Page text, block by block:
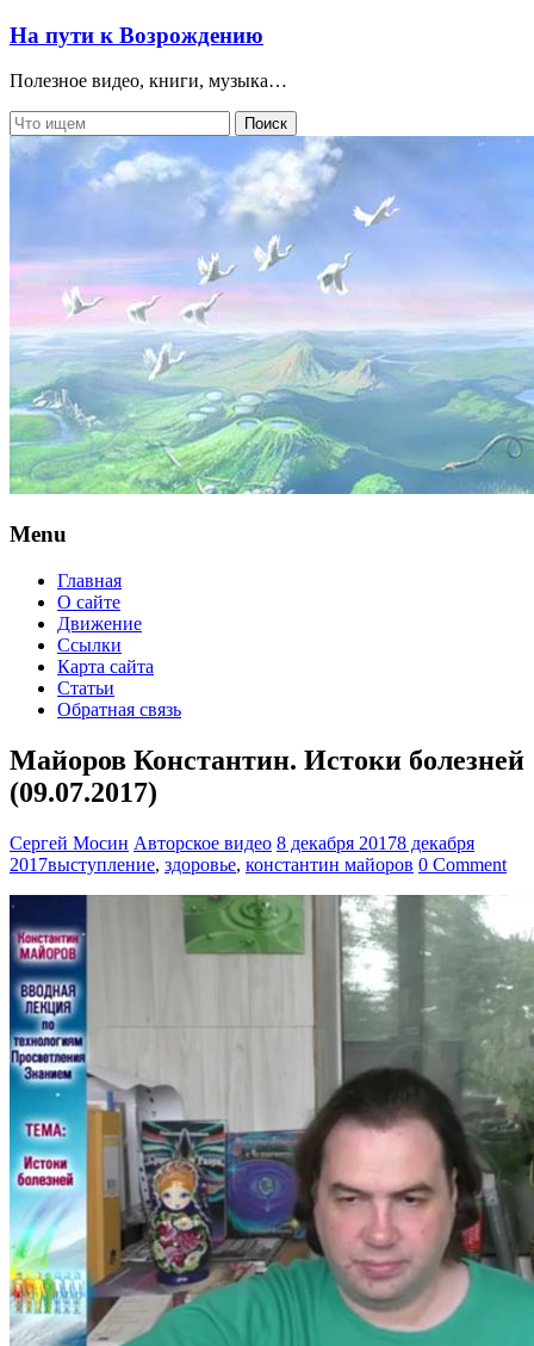
На пути к Возрождению
Полезное видео, книги, музыка…
Menu
Главная
О сайте
Движение
Ссылки
Карта сайта
Статьи
Обратная связь
Майоров Константин. Истоки болезней
(09.07.2017)
Сергей Мосин Авторское видео 8 декабря 20178 декабря
2017выступление, здоровье, константин майоров 0 Comment